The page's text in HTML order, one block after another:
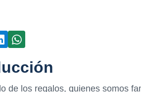
de los regalos, quienes somos